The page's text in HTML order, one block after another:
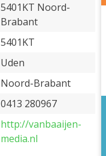
5401KT Noord-
Brabant
5401KT
Uden
Noord-Brabant
0413 280967
http://vanbaaijen-
media.nl